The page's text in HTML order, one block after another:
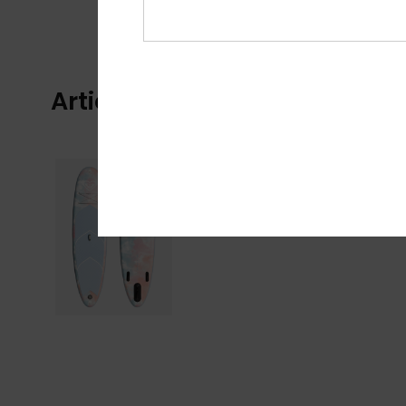
Articles vus récemment